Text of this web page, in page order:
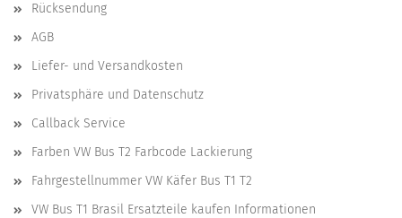
Rücksendung
AGB
Liefer- und Versandkosten
Privatsphäre und Datenschutz
Callback Service
Farben VW Bus T2 Farbcode Lackierung
Fahrgestellnummer VW Käfer Bus T1 T2
VW Bus T1 Brasil Ersatzteile kaufen Informationen